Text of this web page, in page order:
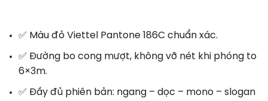
✅ Màu đỏ Viettel Pantone 186C chuẩn xác.
✅ Đường bo cong mượt, không vỡ nét khi phóng to
6×3m.
✅ Đầy đủ phiên bản: ngang – dọc – mono – slogan